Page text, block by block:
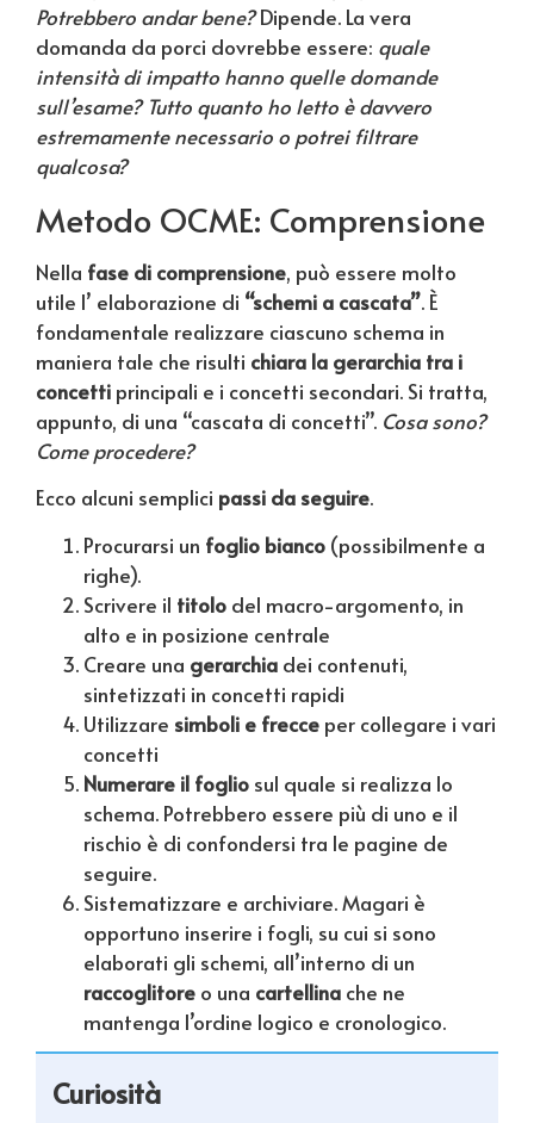
Potrebbero andar bene?Dipende. La vera
domanda da porci dovrebbe essere: quale
intensità di impatto hanno quelle domande
sull’esame? Tutto quanto ho letto è davvero
estremamente necessario o potrei filtrare
qualcosa?
Metodo OCME: Comprensione
Nella fase di comprensione, può essere molto
utile l’ elaborazione di “schemi a cascata”. È
fondamentale realizzare ciascuno schema in
maniera tale che risulti chiara la gerarchia tra i
concetti principali e i concetti secondari. Si tratta,
appunto, di una “cascata di concetti”. Cosa sono?
Come procedere?
Ecco alcuni semplici passi da seguire.
Procurarsi un foglio bianco (possibilmente a
righe).
Scrivere il titolo del macro-argomento, in
alto e in posizione centrale
Creare una gerarchia dei contenuti,
sintetizzati in concetti rapidi
Utilizzare simboli e frecce per collegare i vari
concetti
Numerare il foglio sul quale si realizza lo
schema. Potrebbero essere più di uno e il
rischio è di confondersi tra le pagine de
seguire.
Sistematizzare e archiviare. Magari è
opportuno inserire i fogli, su cui si sono
elaborati gli schemi, all’interno di un
raccoglitore o una cartellina che ne
mantenga l’ordine logico e cronologico.
Curiosità